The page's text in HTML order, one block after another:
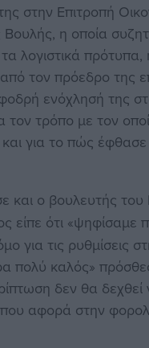
στην Επιτροπή
η οποία
λογιστικά
τον πρόεδρο της
ενόχλησή της
τον τρόπο με τον
για το πώς
και ο βουλευτής
είπε ότι «ψηφίσαμε
για τις ρυθμίσεις
πολύ καλός»
δεν θα
αφορά στην